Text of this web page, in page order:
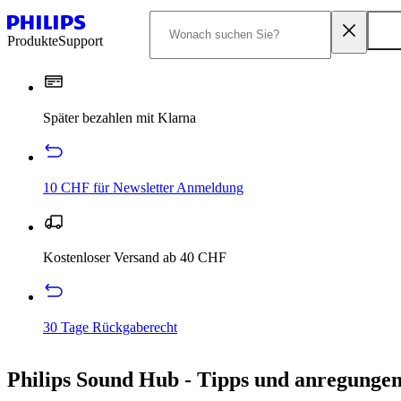
ProdukteSupport
Später bezahlen mit Klarna
10 CHF für Newsletter Anmeldung
Kostenloser Versand ab 40 CHF
30 Tage Rückgaberecht
Philips Sound Hub - Tipps und